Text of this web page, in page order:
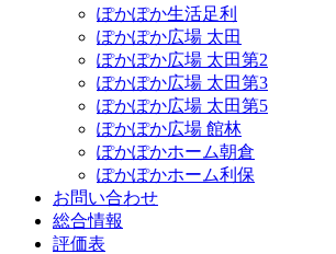
ぽかぽか生活足利
ぽかぽか広場 太田
ぽかぽか広場 太田第2
ぽかぽか広場 太田第3
ぽかぽか広場 太田第5
ぽかぽか広場 館林
ぽかぽかホーム朝倉
ぽかぽかホーム利保
お問い合わせ
総合情報
評価表